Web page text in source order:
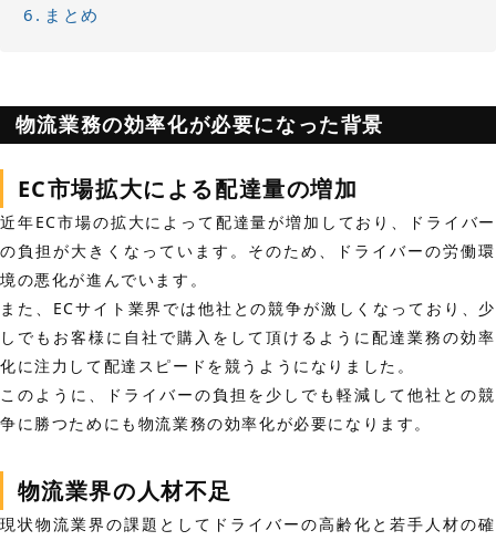
まとめ
物流業務の効率化が必要になった背景
EC市場拡大による配達量の増加
近年EC市場の拡大によって配達量が増加しており、ドライバー
の負担が大きくなっています。そのため、ドライバーの労働環
境の悪化が進んでいます。
また、ECサイト業界では他社との競争が激しくなっており、少
しでもお客様に自社で購入をして頂けるように配達業務の効率
化に注力して配達スピードを競うようになりました。
このように、ドライバーの負担を少しでも軽減して他社との競
争に勝つためにも物流業務の効率化が必要になります。
物流業界の人材不足
現状物流業界の課題としてドライバーの高齢化と若手人材の確